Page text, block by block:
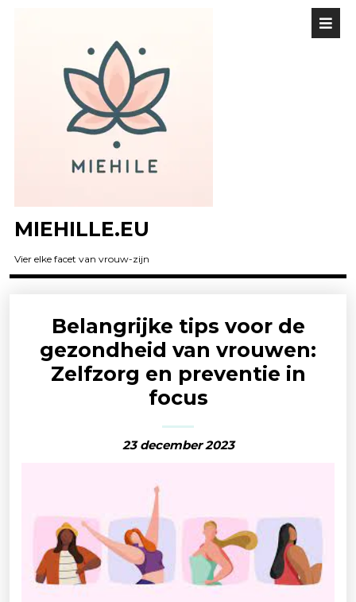
MIEHILLE.EU
Vier elke facet van vrouw-zijn
Belangrijke tips voor de
gezondheid van vrouwen:
Zelfzorg en preventie in
focus
23 december 2023